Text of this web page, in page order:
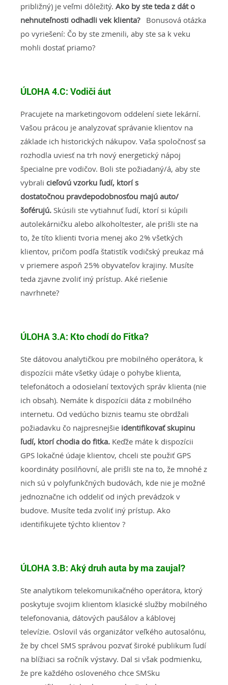
približný) je veľmi dôležitý. Ako by ste teda z dát o
nehnuteľnosti odhadli vek klienta?Bonusová otázka
po vyriešení: Čo by ste zmenili, aby ste sa k veku
mohli dostať priamo?
ÚLOHA 4.C: Vodiči áut
Pracujete na marketingovom oddelení siete lekární.
Vašou prácou je analyzovať správanie klientov na
základe ich historických nákupov. Vaša spoločnosť sa
rozhodla uviesť na trh nový energetický nápoj
špecialne pre vodičov. Boli ste požiadaný/á, aby ste
vybrali cieľovú vzorku ľudí, ktorí s
dostatočnou pravdepodobnosťou majú auto/
šoférujú. Skúsili ste vytiahnuť ľudí, ktorí si kúpili
autolekárničku alebo alkoholtester, ale prišli ste na
to, že títo klienti tvoria menej ako 2% všetkých
klientov, pričom podľa štatistík vodičský preukaz má
v priemere aspoň 25% obyvateľov krajiny. Musíte
teda zjavne zvoliť iný prístup. Aké riešenie
navrhnete?
ÚLOHA 3.A: Kto chodí do Fitka?
Ste dátovou analytičkou pre mobilného operátora, k
dispozícii máte všetky údaje o pohybe klienta,
telefonátoch a odosielaní textových správ klienta (nie
ich obsah). Nemáte k dispozícii dáta z mobilného
internetu. Od vedúcho biznis teamu ste obrdžali
požiadavku čo najpresnejšie identifikovať skupinu
ľudí, ktorí chodia do fitka. Keďže máte k dispozícii
GPS lokačné údaje klientov, chceli ste použiť GPS
koordináty posilňovní, ale prišli ste na to, že mnohé z
nich sú v polyfunkčných budovách, kde nie je možné
jednoznačne ich oddeliť od iných prevádzok v
budove. Musíte teda zvoliť iný prístup. Ako
identifikujete týchto klientov ?
ÚLOHA 3.B: Aký druh auta by ma zaujal?
Ste analytikom telekomunikačného operátora, ktorý
poskytuje svojim klientom klasické služby mobilného
telefonovania, dátových paušálov a káblovej
televízie. Oslovil vás organizátor veľkého autosalónu,
že by chcel SMS správou pozvať široké publikum ľudí
na blížiaci sa ročník výstavy. Dal si však podmienku,
že pre každého osloveného chce SMSku